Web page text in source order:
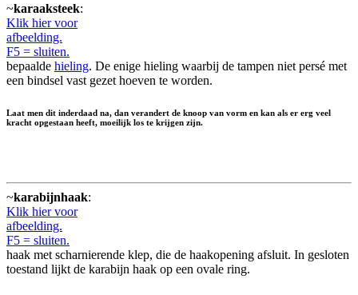
~karaaksteek:
Klik hier voor
afbeelding.
F5 = sluiten.
bepaalde hieling. De enige hieling waarbij de tampen niet persé met
een bindsel vast gezet hoeven te worden.
Laat men dit inderdaad na, dan verandert de knoop van vorm en kan als er erg veel
kracht opgestaan heeft, moeilijk los te krijgen zijn.
~karabijnhaak:
Klik hier voor
afbeelding.
F5 = sluiten.
haak met scharnierende klep, die de haakopening afsluit. In gesloten
toestand lijkt de karabijn haak op een ovale ring.